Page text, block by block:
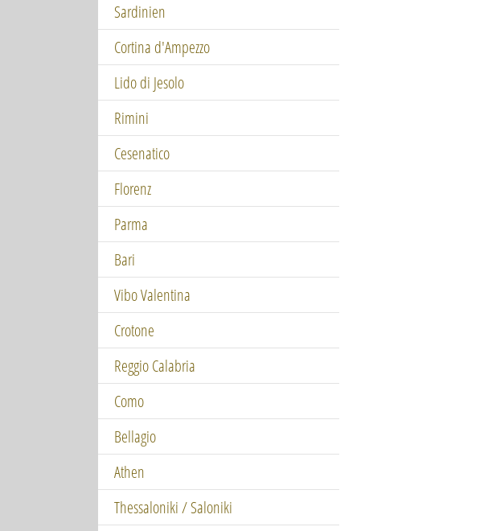
Sardinien
Cortina d'Ampezzo
Lido di Jesolo
Rimini
Cesenatico
Florenz
Parma
Bari
Vibo Valentina
Crotone
Reggio Calabria
Como
Bellagio
Athen
Thessaloniki / Saloniki